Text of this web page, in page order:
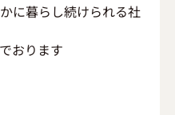
に暮らし続けられる社
おります